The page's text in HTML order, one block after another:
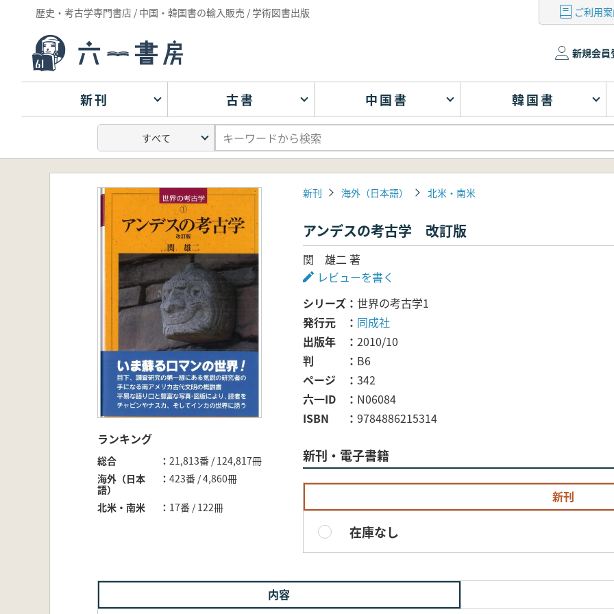
歴史・考古学専門書店 / 中国・韓国書の輸入販売 / 学術図書出版 ご利用
新規会員
新刊 古書 中国書 韓国書
ランキング
総合
21,813番 / 124,817冊
海外（日本
語）
423番 / 4,860冊
北米・南米 17番 / 122冊
新刊 海外（日本語） 北米・南米
アンデスの考古学 改訂版
関 雄二 著
レビューを書く
シリーズ
世界の考古学1
発行元
同成社
出版年
2010/10
判
B6
ページ
342
六一ID
N06084
ISBN
9784886215314
新刊・電子書籍
新刊
在庫なし
内容